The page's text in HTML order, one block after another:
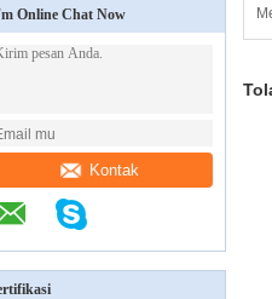
Online Chat Now
Kontak